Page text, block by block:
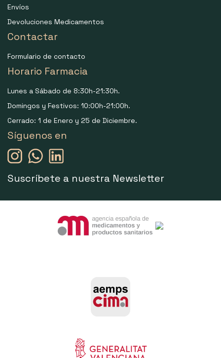
Envíos
Devoluciones Medicamentos
Contactar
Formulario de contacto
Horario Farmacia
Lunes a Sábado de 8:30h-21:30h.
Domingos y Festivos: 10:00h-21:00h.
Cerrado: 1 de Enero y 25 de Diciembre.
Síguenos en
Suscríbete a nuestra Newsletter